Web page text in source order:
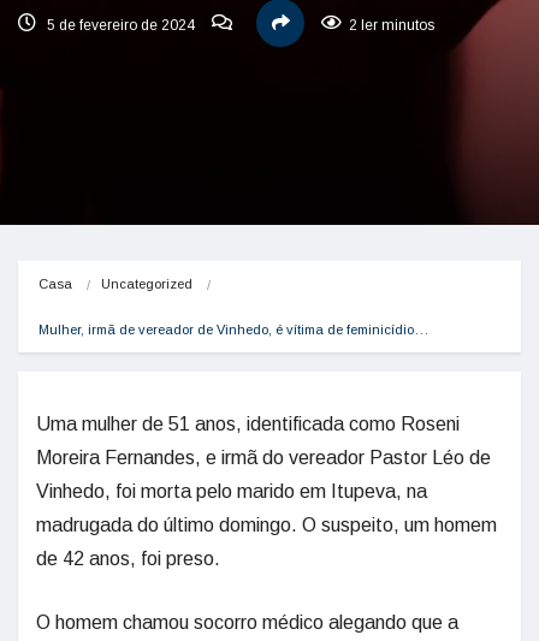
5 de fevereiro de 2024 2 ler minutos
Casa Uncategorized
Mulher, irmã de vereador de Vinhedo, é vítima de feminicídio…
Uma mulher de 51 anos, identificada como Roseni
Moreira Fernandes, e irmã do vereador Pastor Léo de
Vinhedo, foi morta pelo marido em Itupeva, na
madrugada do último domingo. O suspeito, um homem
de 42 anos, foi preso.
O homem chamou socorro médico alegando que a